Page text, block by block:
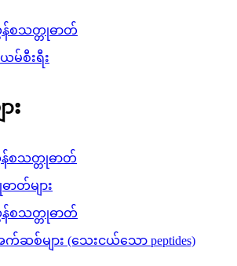
စသတ္တုဓာတ်
မ်စီးရီး
း
န်စသတ္တုဓာတ်
ာတ်များ
စသတ္တုဓာတ်
စ်များ (သေးငယ်သော peptides)